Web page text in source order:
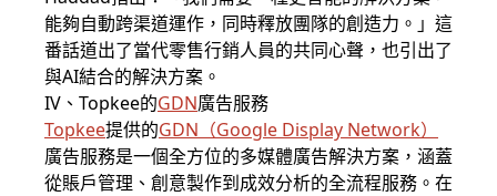
能夠自動跨渠道運作，同時釋放團隊的創造力。」這
番話道出了當代零售行銷人員的共同心聲，也引出了
與AI結合的解決方案。
IV、Topkee的GDN廣告服務
Topkee提供的GDN （Google Display Network）
廣告服務是一個全方位的多媒體廣告解決方案，涵蓋
從賬戶管理、創意製作到成效分析的全流程服務。在